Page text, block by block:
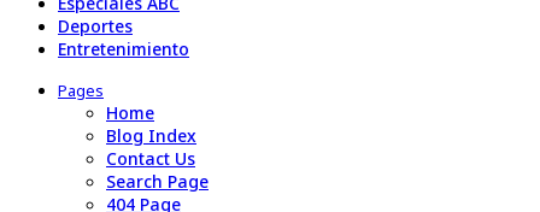
Deportes
Entretenimiento
Pages
Home
Blog Index
Contact Us
Search Page
404 Page